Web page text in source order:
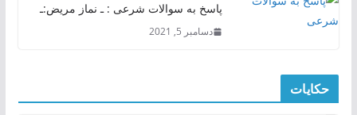
پاسخ به سوالات شرعی : ـ نماز مریض:ـ
دسامبر 5, 2021
حکایات